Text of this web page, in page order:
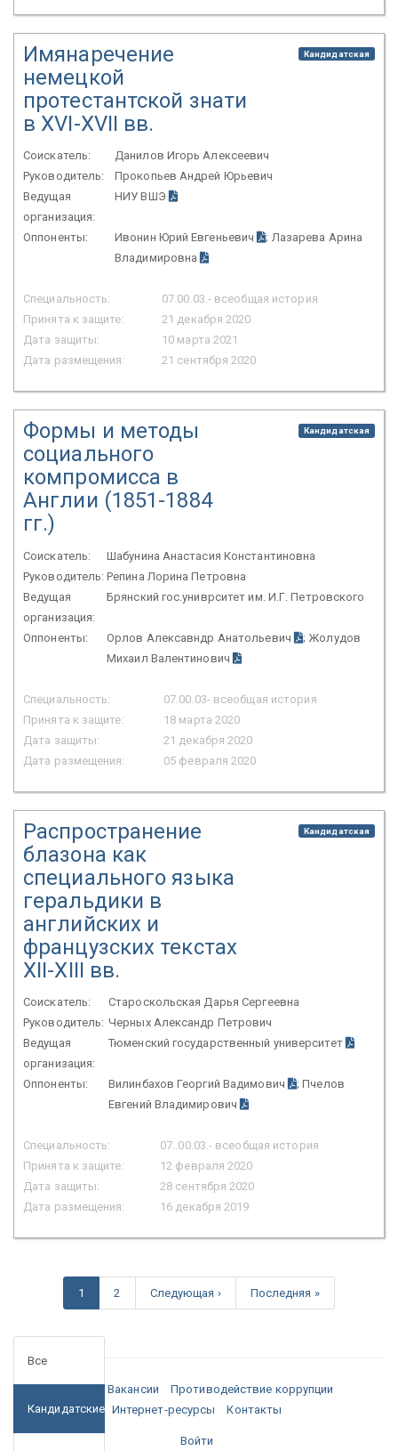
Имянаречение
немецкой
протестантской знати
в XVI-XVII вв.
Кандидатская
Соискатель:
Данилов Игорь Алексеевич
Руководитель:
Прокопьев Андрей Юрьевич
Ведущая
организация:
НИУ ВШЭ
Оппоненты: Ивонин Юрий Евгеньевич
; Лазарева Арина
Владимировна
Специальность:
07.00.03.- всеобщая история
Принята к защите:
21 декабря 2020
Дата защиты:
10 марта 2021
Дата размещения:
21 сентября 2020
Формы и методы
социального
компромисса в
Англии (1851-1884
гг.)
Кандидатская
Соискатель:
Шабунина Анастасия Константиновна
Руководитель: Репина Лорина Петровна
Ведущая
организация:
Брянский гос.униврситет им. И.Г. Петровского
Оппоненты: Орлов Алексавндр Анатольевич
; Жолудов
Михаил Валентинович
Специальность:
07.00.03- всеобщая история
Принята к защите:
18 марта 2020
Дата защиты:
21 декабря 2020
Дата размещения:
05 февраля 2020
Распространение
блазона как
специального языка
геральдики в
английских и
французских текстах
XII-XIII вв.
Кандидатская
Соискатель:
Староскольская Дарья Сергеевна
Руководитель: Черных Александр Петрович
Ведущая
организация:
Тюменский государственный университет
Оппоненты: Вилинбахов Георгий Вадимович
; Пчелов
Евгений Владимирович
Специальность:
07..00.03.- всеобщая история
Принята к защите:
12 февраля 2020
Дата защиты:
28 сентября 2020
Дата размещения:
16 декабря 2019
1 2 Следующая › Последняя »
Все
Кандидатские
Вакансии
Противодействие коррупции
Интернет-ресурсы
Контакты
Войти